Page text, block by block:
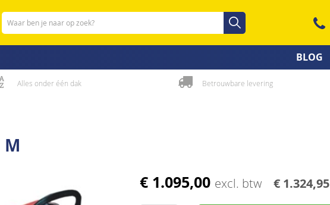
Zoeken Zoeken
BLOG
Alles onder één dak Betrouwbare levering
M
€ 1.095,00 excl. btw € 1.324,95